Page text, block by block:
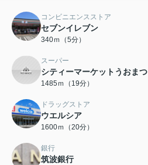
コンビニエンスストア
セブンイレブン
340ｍ（5分）
スーパー
シティーマーケットうおまつ
1485ｍ（19分）
ドラッグストア
ウエルシア
1600ｍ（20分）
銀行
筑波銀行